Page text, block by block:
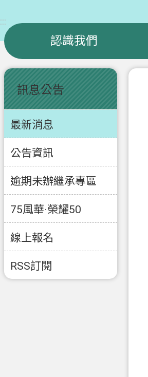
:::
認識我們
:::
訊息公告
最新消息
公告資訊
逾期未辦繼承專區
75風華·榮耀50
線上報名
RSS訂閱